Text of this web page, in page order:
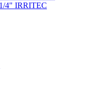
4" IRRITEC